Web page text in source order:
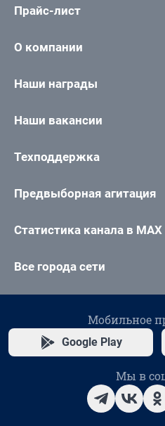
Прайс-лист
О компании
Наши награды
Наши вакансии
Техподдержка
Предвыборная агитация
Статистика канала в MAX
Все города сети
Мобильное
Google Play
Мы в